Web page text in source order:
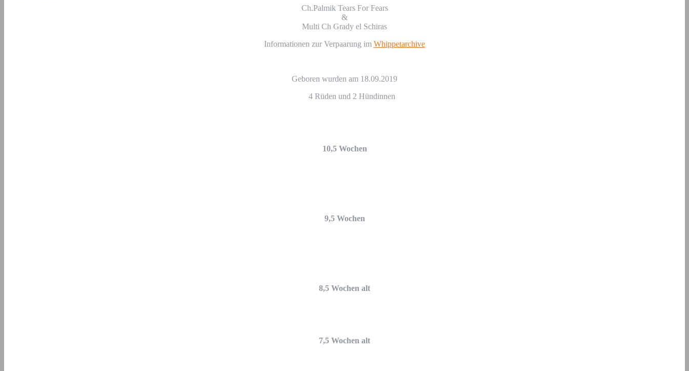
Ch.Palmik Tears For Fears
&
Multi Ch Grady el Schiras
Informationen zur Verpaarung im Whippetarchive
Geboren wurden am 18.09.2019
4 Rüden und 2 Hündinnen
10,5 Wochen
9,5 Wochen
8,5 Wochen alt
7,5 Wochen alt